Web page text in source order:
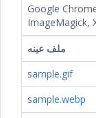
Google
ImageMagick,
ملف عينه
sample.gif
sample.webp